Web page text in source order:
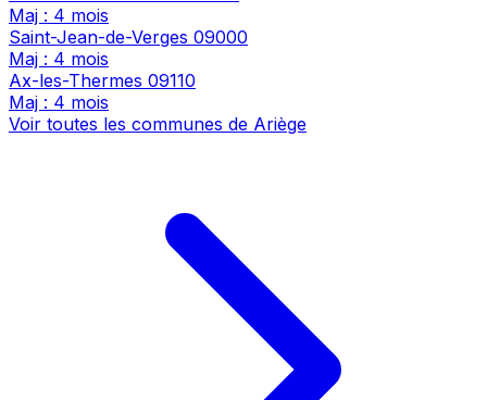
Maj : 4 mois
Saint-Jean-de-Verges 09000
Maj : 4 mois
Ax-les-Thermes 09110
Maj : 4 mois
Voir toutes les communes de Ariège